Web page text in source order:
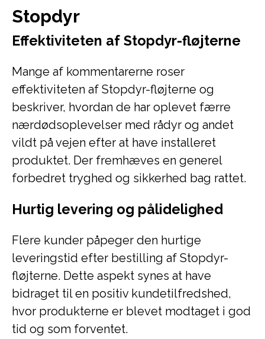
Stopdyr
Effektiviteten af Stopdyr-fløjterne
Mange af kommentarerne roser
effektiviteten af Stopdyr-fløjterne og
beskriver, hvordan de har oplevet færre
nærdødsoplevelser med rådyr og andet
vildt på vejen efter at have installeret
produktet. Der fremhæves en generel
forbedret tryghed og sikkerhed bag rattet.
Hurtig levering og pålidelighed
Flere kunder påpeger den hurtige
leveringstid efter bestilling af Stopdyr-
fløjterne. Dette aspekt synes at have
bidraget til en positiv kundetilfredshed,
hvor produkterne er blevet modtaget i god
tid og som forventet.